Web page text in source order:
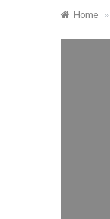
Home »